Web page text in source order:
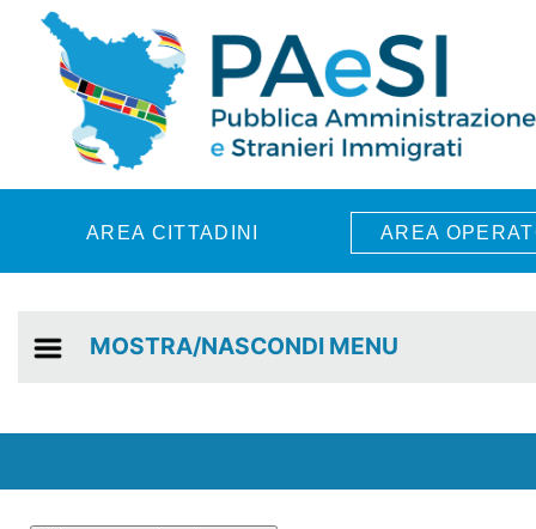
Skip to main content
AREA CITTADINI AREA
MOSTRA/NASCONDI MENU